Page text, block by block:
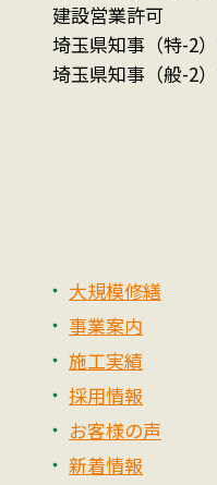
建設営業許可
埼玉県知事（特-2
埼玉県知事（般-2
大規模修繕
事業案内
施工実績
採用情報
お客様の声
新着情報